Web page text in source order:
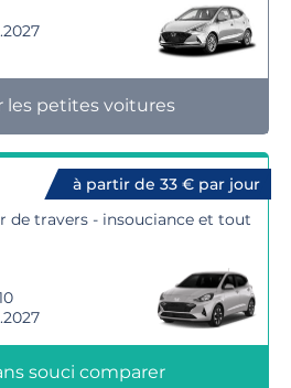
les petites voitures
à partir de 33 € par jour
de travers - insouciance et tout
souci comparer